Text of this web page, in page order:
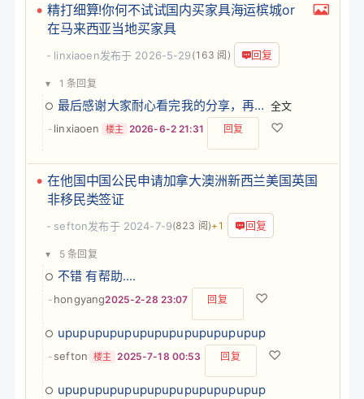
精打细算!你何不试试国内买家具海运槟城or
在马来西亚当地买家具
linxiaoen (163 阅) 回复
发布于 2026-5-29
▾ 1 条回复
最后感谢大家耐心看完我的分享，再次贴上我的联系方式，您有国际物流方面的问题，我会把我知道的逐… 全文
- linxiaoen 楼主 2026-6-2 21:31 回复 ♡
在他国中国公民申请加拿大澳洲新西兰美国英国
非移民类签证
sefton (823 阅)+1 回复
发布于 2024-7-9
▾ 5 条回复
不错 有帮助....
- hongyang2025-2-28 23:07 回复 ♡
upupupupupupupupupupupupupup
- sefton 楼主 2025-7-18 00:53 回复 ♡
upupupupupupupupupupupupupup